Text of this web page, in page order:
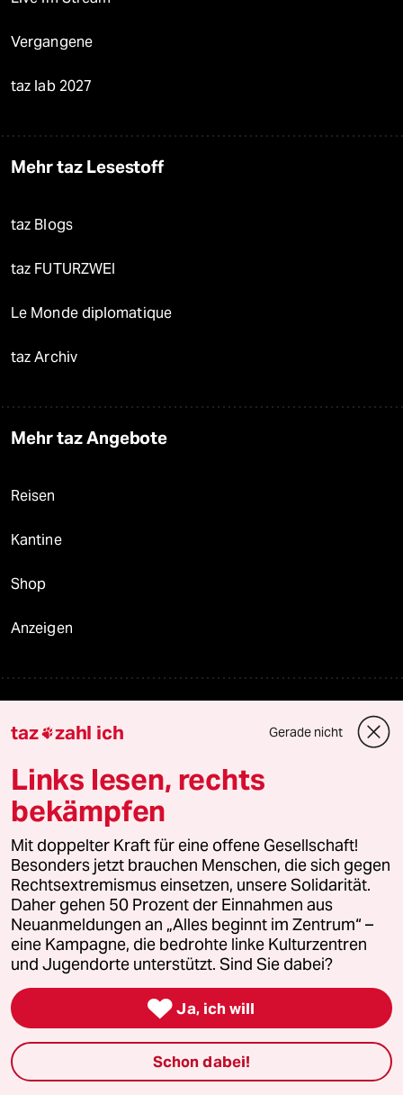
Vergangene
taz lab 2027
Mehr taz Lesestoff
taz Blogs
taz FUTURZWEI
Le Monde diplomatique
taz Archiv
Mehr taz Angebote
Reisen
Kantine
Shop
Anzeigen
Aboservice
ePaper Login
Downloads für Abonnierende
© 2026 taz Verlags und Vertriebs GmbH
Alle Rechte vorbehalten. Bei rechtlichen Fragen oder für Genehmigungen
wenden Sie sich bitte an
lizenzen@taz.de
Feedback Redaktionsstatut Kommune-Richtlinien
taz zahl ich Gerade nicht
Links lesen, rechts
bekämpfen
Mit doppelter Kraft für eine offene Gesellschaft!
Besonders jetzt brauchen Menschen, die sich gegen
Rechtsextremismus einsetzen, unsere Solidarität.
Daher gehen 50 Prozent der Einnahmen aus
Neuanmeldungen an „Alles beginnt im Zentrum“ –
eine Kampagne, die bedrohte linke Kulturzentren
und Jugendorte unterstützt. Sind Sie dabei?
 Ja, ich will
Schon dabei!